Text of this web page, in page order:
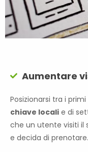
Aumentare
Posizionarsi tra i
chiave locali e di
che un utente visiti il
e decida di prenotare.